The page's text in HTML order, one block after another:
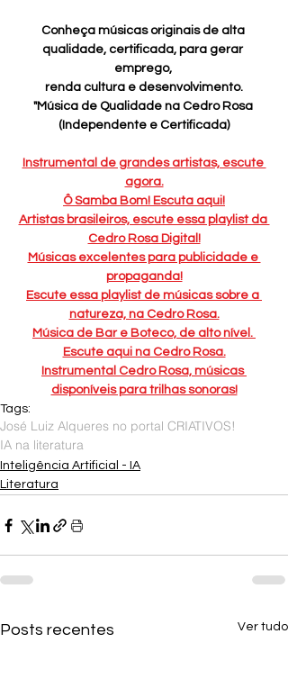
Conheça músicas originais de alta
qualidade, certificada, para gerar
emprego,
renda cultura e desenvolvimento.
"Música de Qualidade na Cedro Rosa
(Independente e Certificada)
Instrumental de grandes artistas, escute
agora.
Ô Samba Bom! Escuta aqui!
Artistas brasileiros, escute essa playlist da
Cedro Rosa Digital!
Músicas excelentes para publicidade e
propaganda!
Escute essa playlist de músicas sobre a
natureza, na Cedro Rosa.
Música de Bar e Boteco, de alto nível.
Escute aqui na Cedro Rosa.
Instrumental Cedro Rosa, músicas
disponíveis para trilhas sonoras!
Tags:
José Luiz Alqueres no portal CRIATIVOS!
IA na literatura
Inteligência Artificial - IA
Literatura
Posts recentes Ver tudo